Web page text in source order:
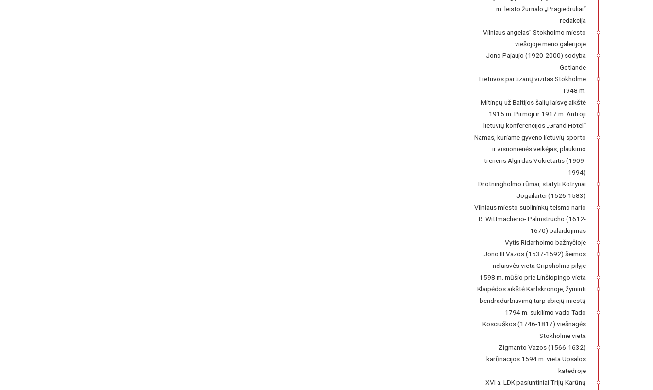
m. leisto žurnalo „Pragiedruliai“
redakcija
Vilniaus angelas” Stokholmo miesto
viešojoje meno galerijoje
Jono Pajaujo (1920-2000) sodyba
Gotlande
Lietuvos partizanų vizitas Stokholme
1948 m.
Mitingų už Baltijos šalių laisvę aikštė
1915 m. Pirmoji ir 1917 m. Antroji
lietuvių konferencijos „Grand Hotel“
Namas, kuriame gyveno lietuvių sporto
ir visuomenės veikėjas, plaukimo
treneris Algirdas Vokietaitis (1909-
1994)
Drotningholmo rūmai, statyti Kotrynai
Jogailaitei (1526-1583)
Vilniaus miesto suolininkų teismo nario
R. Wittmacherio- Palmstrucho (1612-
1670) palaidojimas
Vytis Ridarholmo bažnyčioje
Jono III Vazos (1537-1592) šeimos
nelaisvės vieta Gripsholmo pilyje
1598 m. mūšio prie Linšiopingo vieta
Klaipėdos aikštė Karlskronoje, žyminti
bendradarbiavimą tarp abiejų miestų
1794 m. sukilimo vado Tado
Kosciuškos (1746-1817) viešnagės
Stokholme vieta
Zigmanto Vazos (1566-1632)
karūnacijos 1594 m. vieta Upsalos
katedroje
XVI a. LDK pasiuntiniai Trijų Karūnų